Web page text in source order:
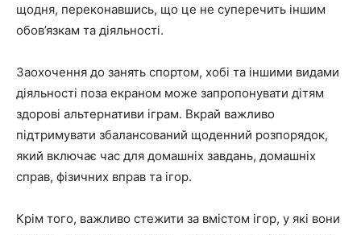
щодня, переконавшись, що це не суперечить іншим
обов’язкам та діяльності.
Заохочення до занять спортом, хобі та іншими видами
діяльності поза екраном може запропонувати дітям
здорові альтернативи іграм. Вкрай важливо
підтримувати збалансований щоденний розпорядок,
який включає час для домашніх завдань, домашніх
справ, фізичних вправ та ігор.
Крім того, важливо стежити за вмістом ігор, у які вони